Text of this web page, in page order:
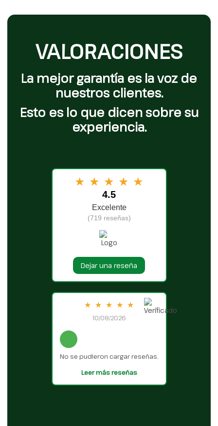
VALORACIONES
La mejor garantía es la voz de
nuestros clientes.
Esto es lo que dicen sobre su
experiencia.
★ ★ ★ ★ ★
4.5
Excelente
(719 reseñas)
Dejar una reseña
★ ★ ★ ★ ★
10/08/2026
No se pudieron cargar reseñas.
Leer más reseñas